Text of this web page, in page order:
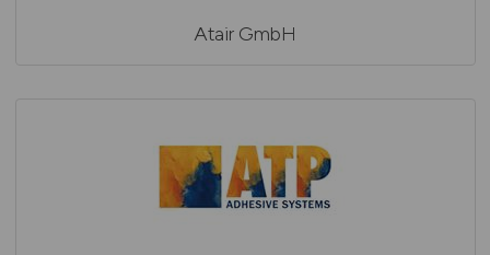
Atair GmbH